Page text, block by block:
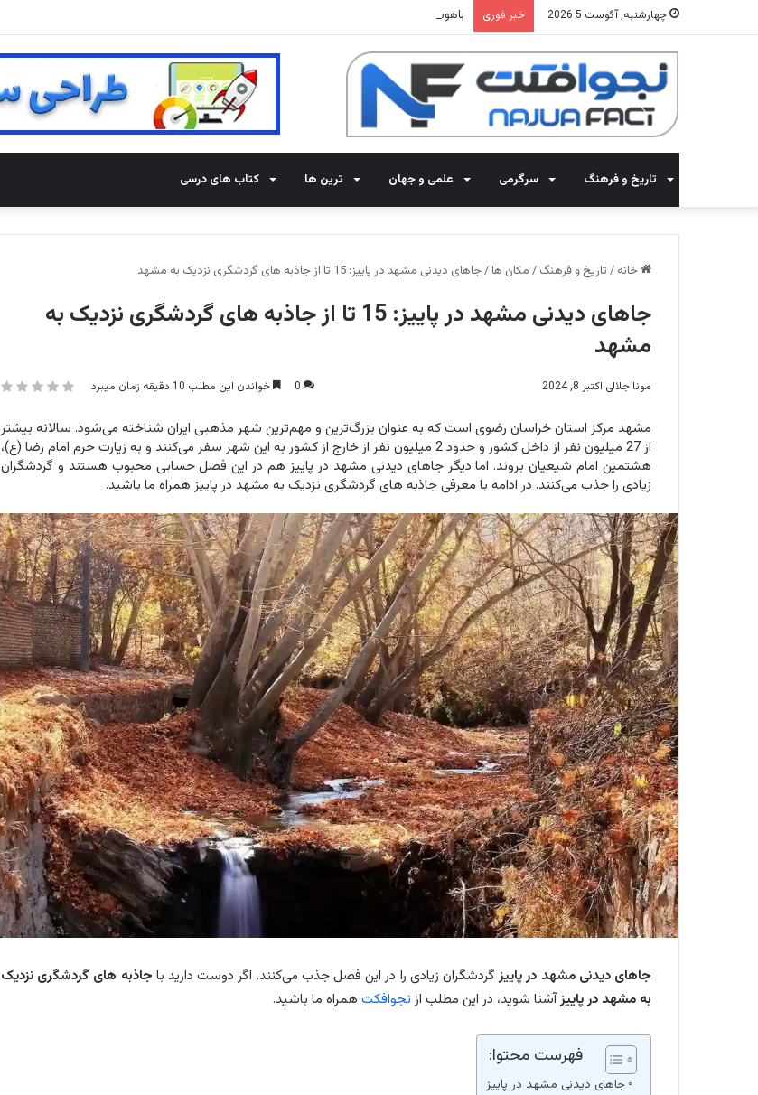
چهارشنبه, آگوست 5 2026 خبر فوری باهوش ترین حیوانات جهان: 15 جانوری که از انسان باهوش ترند!
تاریخ و فرهنگ سرگرمی علمی و جهان ترین ها کتاب های درسی
خانه / تاریخ و فرهنگ / مکان ها /جاهای دیدنی مشهد در پاییز: 15 تا از جاذبه های گردشگری نزدیک به مشهد
جاهای دیدنی مشهد در پاییز: 15 تا از جاذبه های گردشگری نزدیک به
مشهد
مونا جلالی اکتبر 8, 2024 0 خواندن این مطلب 10 دقیقه زمان میبرد
مشهد مرکز استان خراسان رضوی است که به عنوان بزرگ‌ترین و مهم‌ترین شهر مذهبی ایران شناخته می‌شود. سالانه بیشتر
از 27 میلیون نفر از داخل کشور و حدود 2 میلیون نفر از خارج از کشور به این شهر سفر می‌کنند و به زیارت حرم امام رضا (ع)،
هشتمین امام شیعیان بروند. اما دیگر جاهای دیدنی مشهد در پاییز هم در این فصل حسابی محبوب هستند و گردشگران
زیادی را جذب می‌کنند. در ادامه با معرفی جاذبه های گردشگری نزدیک به مشهد در پاییز همراه ما باشید.
جاهای دیدنی مشهد در پاییزگردشگران زیادی را در این فصل جذب می‌کنند. اگر دوست دارید با جاذبه های گردشگری نزدیک
به مشهد در پاییزآشنا شوید، در این مطلب ازنجوافکت همراه ما باشید.
فهرست محتوا:
جاهای دیدنی مشهد در پاییز